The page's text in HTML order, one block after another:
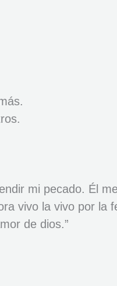
mi pecado. Él
vivo la vivo por la
de dios.”